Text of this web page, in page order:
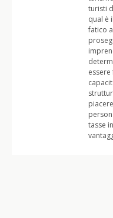
turisti
qual è
fatico
tasse